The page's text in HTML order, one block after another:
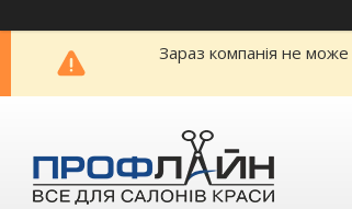
Зараз компанія не